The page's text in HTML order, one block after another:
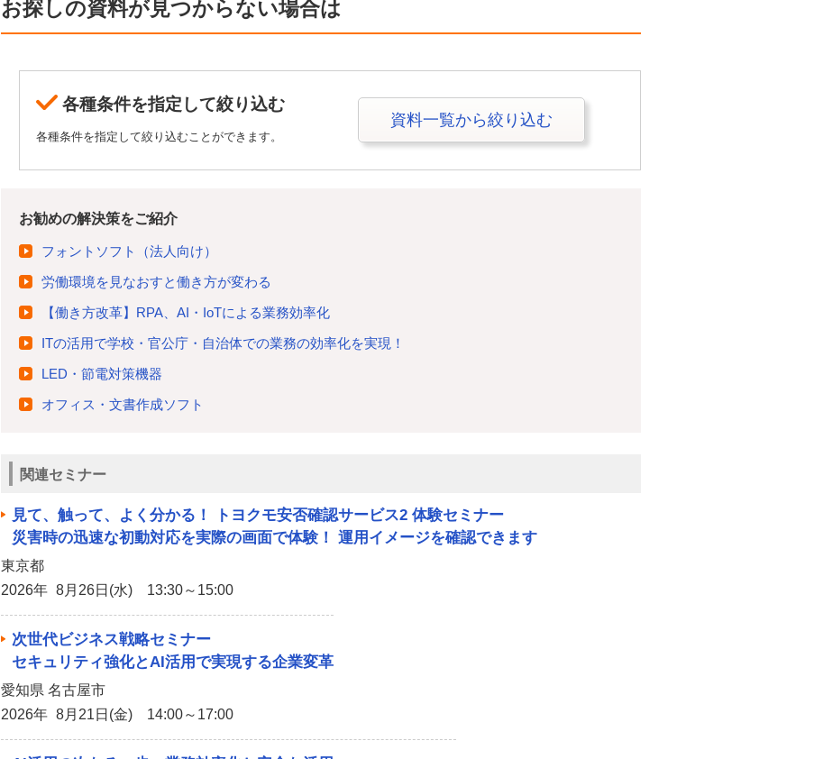
お探しの資料が見つからない場合は
各種条件を指定して絞り込む
各種条件を指定して絞り込むことができます。
資料一覧から絞り込む
お勧めの解決策をご紹介
フォントソフト（法人向け）
労働環境を見なおすと働き方が変わる
【働き方改革】RPA、AI・IoTによる業務効率化
ITの活用で学校・官公庁・自治体での業務の効率化を実現！
LED・節電対策機器
オフィス・文書作成ソフト
関連セミナー
見て、触って、よく分かる！ トヨクモ安否確認サービス2 体験セミナー
災害時の迅速な初動対応を実際の画面で体験！ 運用イメージを確認できます
東京都
2026年 8月26日(水) 13:30～15:00
次世代ビジネス戦略セミナー
セキュリティ強化とAI活用で実現する企業変革
愛知県 名古屋市
2026年 8月21日(金) 14:00～17:00